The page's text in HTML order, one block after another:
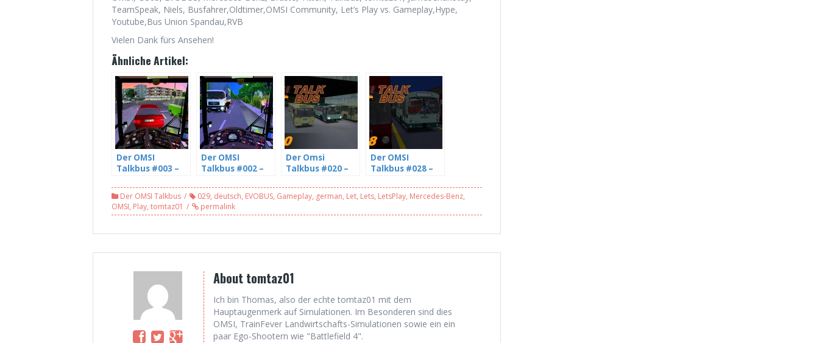
TeamSpeak, Niels, Busfahrer,Oldtimer,OMSI Community, Let’s Play vs. Gameplay,Hype,
Youtube,Bus Union Spandau,RVB
Vielen Dank fürs Ansehen!
Ähnliche Artikel:
Der OMSI
Talkbus #003 –
Gott und die
Welt (3/5) [HD]
Der OMSI
Talkbus #002 –
Gott und die
Welt (2/5) ReUP
[HD]
Der Omsi
Talkbus #020 –
Youtube
Community mit
sciviLP (5/5) [HD]
Der OMSI
Talkbus #028 –
strikes nothing –
mit Niels (3/5)
Der OMSI Talkbus 029, deutsch, EVOBUS, Gameplay, german, Let, Lets, LetsPlay, Mercedes-Benz,
OMSI, Play, tomtaz01 permalink
About tomtaz01
Ich bin Thomas, also der echte tomtaz01 mit dem
Hauptaugenmerk auf Simulationen. Im Besonderen sind dies
OMSI, TrainFever Landwirtschafts-Simulationen sowie ein ein
paar Ego-Shootern wie "Battlefield 4".